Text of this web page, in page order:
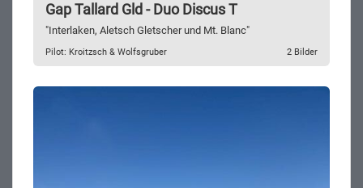
Gap Tallard Gld - Duo Discus T
"Interlaken, Aletsch Gletscher und Mt. Blanc"
Pilot: Kroitzsch & Wolfsgruber 2 Bilder